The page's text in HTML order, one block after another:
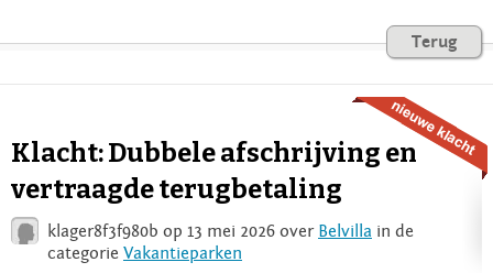
Consumentenrecht
Voor Bedrijven
Login
Terug
Klacht: Dubbele afschrijving en
vertraagde terugbetaling
klager8f3f980b op 13 mei 2026 over Belvilla in de
categorie Vakantieparken